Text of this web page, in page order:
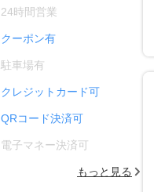
24時間営業
クーポン有
駐車場有
クレジットカード可
QRコード決済可
電子マネー決済可
もっと見る